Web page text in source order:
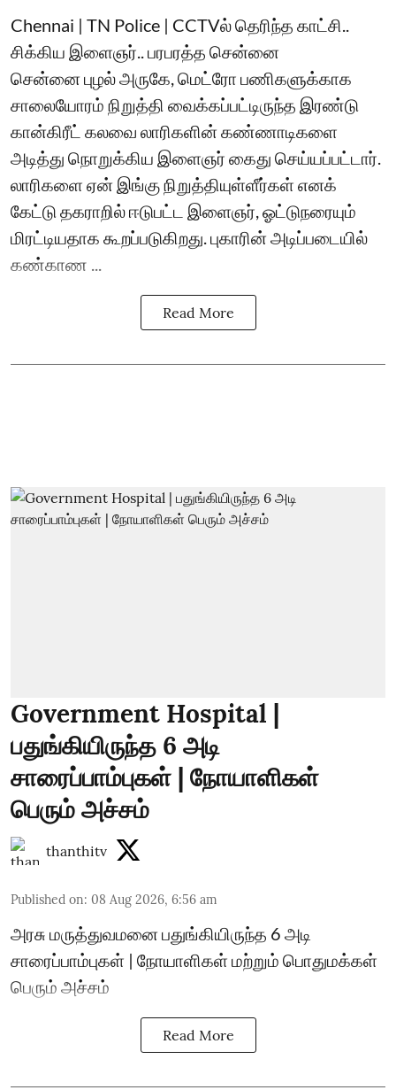
Chennai | TN Police | CCTVல் தெரிந்த காட்சி..
சிக்கிய இளைஞர்.. பரபரத்த சென்னை
சென்னை புழல் அருகே, மெட்ரோ பணிகளுக்காக
சாலையோரம் நிறுத்தி வைக்கப்பட்டிருந்த இரண்டு
கான்கிரீட் கலவை லாரிகளின் கண்ணாடிகளை
அடித்து நொறுக்கிய இளைஞர் கைது செய்யப்பட்டார்.
லாரிகளை ஏன் இங்கு நிறுத்தியுள்ளீர்கள் எனக்
கேட்டு தகராறில் ஈடுபட்ட இளைஞர், ஓட்டுநரையும்
மிரட்டியதாக கூறப்படுகிறது. புகாரின் அடிப்படையில்
கண்காண ...
Read More
Government Hospital |
பதுங்கியிருந்த 6 அடி
சாரைப்பாம்புகள் | நோயாளிகள்
பெரும் அச்சம்
thanthitv
Published on: 08 Aug 2026, 6:56 am
அரசு மருத்துவமனை பதுங்கியிருந்த 6 அடி
சாரைப்பாம்புகள் | நோயாளிகள் மற்றும் பொதுமக்கள்
பெரும் அச்சம்
Read More